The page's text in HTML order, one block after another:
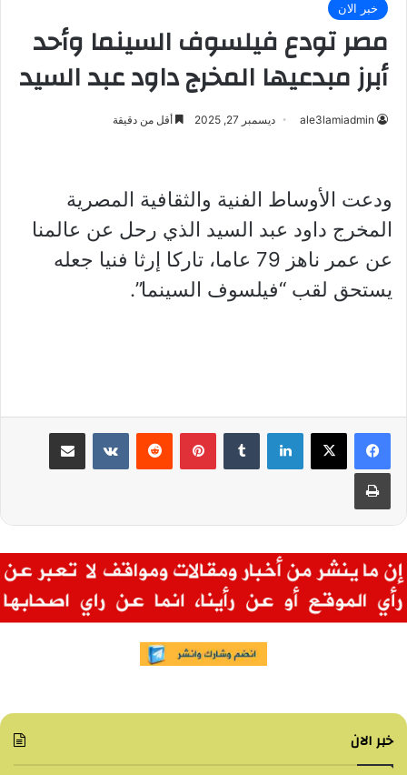
خبر الان
مصر تودع فيلسوف السينما وأحد
أبرز مبدعيها المخرج داود عبد السيد
ale3lamiadmin ديسمبر 27, 2025 أقل من دقيقة
ودعت الأوساط الفنية والثقافية المصرية
المخرج داود عبد السيد الذي رحل عن عالمنا
عن عمر ناهز 79 عاما، تاركا إرثا فنيا جعله
يستحق لقب “فيلسوف السينما”.
لينكدإن بينتيريست مشاركة عبر البريد
طباعة
خبر الان